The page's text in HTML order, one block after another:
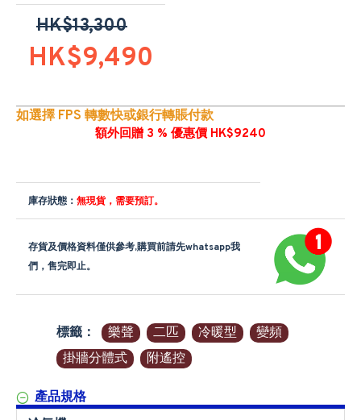
HK$9,490
HK$13,300
如選擇 FPS 轉數快或銀行轉賬付款
額外回贈 3 % 優惠價 HK$9240
庫存狀態： 無現貨，需要預訂。
存貨及價格資料僅供參考,購買前請先whatsapp我
們，售完即止。
標籤： 樂聲 二匹 冷暖型
變頻
掛牆分體式
附遙控
產品規格